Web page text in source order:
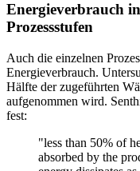
Energieverbrauch
Prozessstufen
Auch die einzelnen
Energieverbrauch.
Hälfte der zugeführten
aufgenommen wird.
fest:
"less than 50% of
absorbed by the